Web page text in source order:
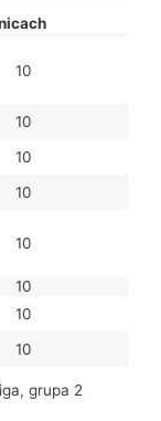
10
10
10
10
10
10
10
10
grupa 2